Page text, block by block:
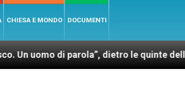
CHIESA E MONDO DOCUMENTI
di parola”, dietro le quinte